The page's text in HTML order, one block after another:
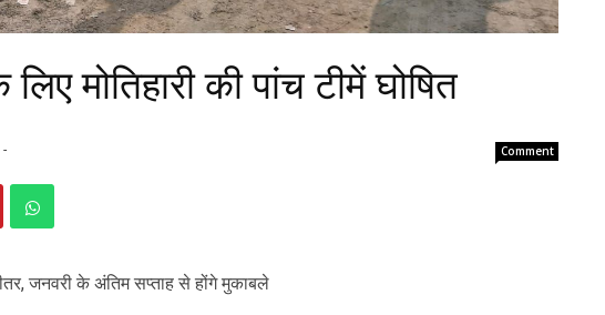
मोतिहारी की पांच टीमें घोषित
Comment
जनवरी के अंतिम सप्ताह से होंगे मुकाबले